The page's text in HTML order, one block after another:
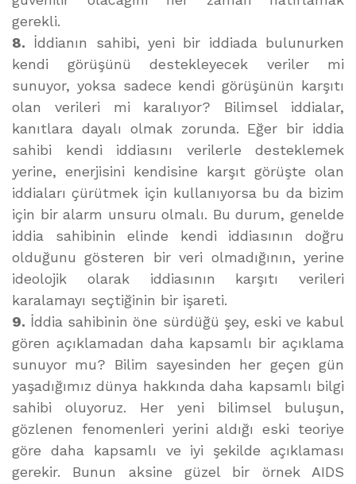
gerekli.
8. İddianın sahibi, yeni bir iddiada bulunurken
kendi görüşünü destekleyecek veriler mi
sunuyor, yoksa sadece kendi görüşünün karşıtı
olan verileri mi karalıyor? Bilimsel iddialar,
kanıtlara dayalı olmak zorunda. Eğer bir iddia
sahibi kendi iddiasını verilerle desteklemek
yerine, enerjisini kendisine karşıt görüşte olan
iddiaları çürütmek için kullanıyorsa bu da bizim
için bir alarm unsuru olmalı. Bu durum, genelde
iddia sahibinin elinde kendi iddiasının doğru
olduğunu gösteren bir veri olmadığının, yerine
ideolojik olarak iddiasının karşıtı verileri
karalamayı seçtiğinin bir işareti.
9. İddia sahibinin öne sürdüğü şey, eski ve kabul
gören açıklamadan daha kapsamlı bir açıklama
sunuyor mu? Bilim sayesinden her geçen gün
yaşadığımız dünya hakkında daha kapsamlı bilgi
sahibi oluyoruz. Her yeni bilimsel buluşun,
gözlenen fenomenleri yerini aldığı eski teoriye
göre daha kapsamlı ve iyi şekilde açıklaması
gerekir. Bunun aksine güzel bir örnek AIDS